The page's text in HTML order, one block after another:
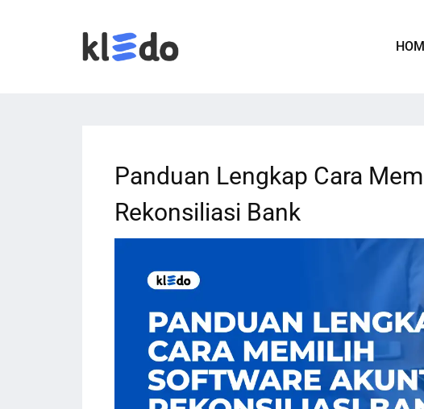
Panduan Lengkap Cara
Rekonsiliasi Bank